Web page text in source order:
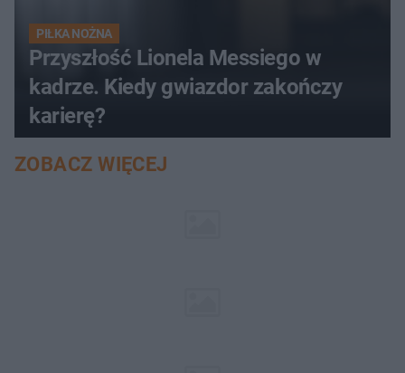
PIŁKA NOŻNA
Przyszłość Lionela Messiego w
kadrze. Kiedy gwiazdor zakończy
karierę?
ZOBACZ WIĘCEJ